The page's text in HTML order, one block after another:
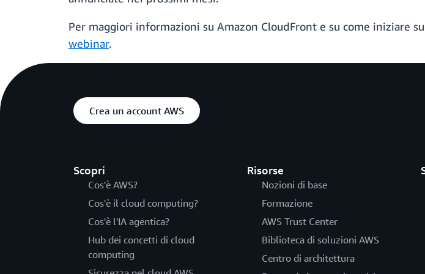
Per maggiori informazioni su Amazon CloudFront e su come iniziare
webinar.
Crea un account AWS
Scopri
Cos'è AWS?
Cos'è il cloud computing?
Cos'è l'IA agentica?
Hub dei concetti di cloud
computing
Risorse
Nozioni di base
Formazione
AWS Trust Center
Biblioteca di soluzioni AWS
Centro di architettura